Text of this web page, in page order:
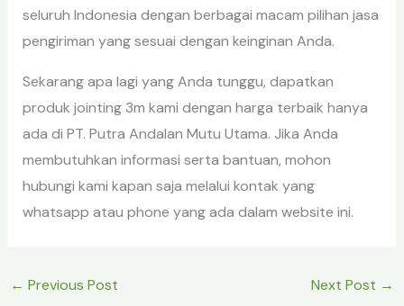
seluruh Indonesia dengan berbagai macam pilihan jasa
pengiriman yang sesuai dengan keinginan Anda.
Sekarang apa lagi yang Anda tunggu, dapatkan
produk jointing 3m kami dengan harga terbaik hanya
ada di PT. Putra Andalan Mutu Utama. Jika Anda
membutuhkan informasi serta bantuan, mohon
hubungi kami kapan saja melalui kontak yang
whatsapp atau phone yang ada dalam website ini.
← Previous Post Next Post →